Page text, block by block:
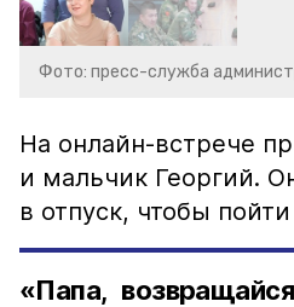
Фото: пресс-служба
На онлайн-встрече
и мальчик Георгий.
в отпуск, чтобы
«Папа,